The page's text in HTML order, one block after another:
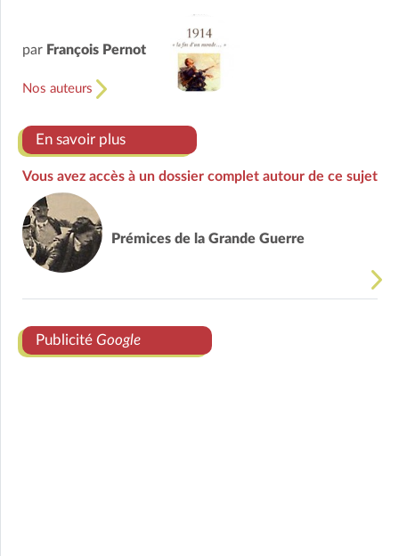
par François Pernot
Nos auteurs
En savoir plus
Vous avez accès à un dossier complet autour de ce sujet
Prémices de la Grande Guerre
Publicité Google